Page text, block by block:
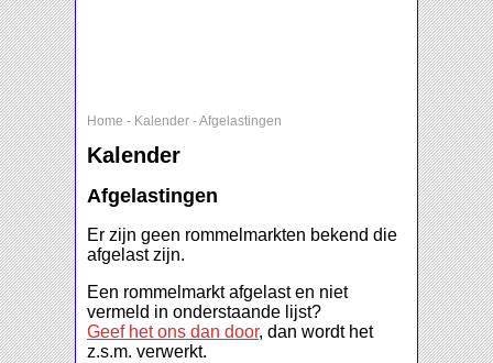
Home - Kalender -Afgelastingen
Kalender
Afgelastingen
Er zijn geen rommelmarkten bekend die
afgelast zijn.
Een rommelmarkt afgelast en niet
vermeld in onderstaande lijst?
Geef het ons dan door, dan wordt het
z.s.m. verwerkt.